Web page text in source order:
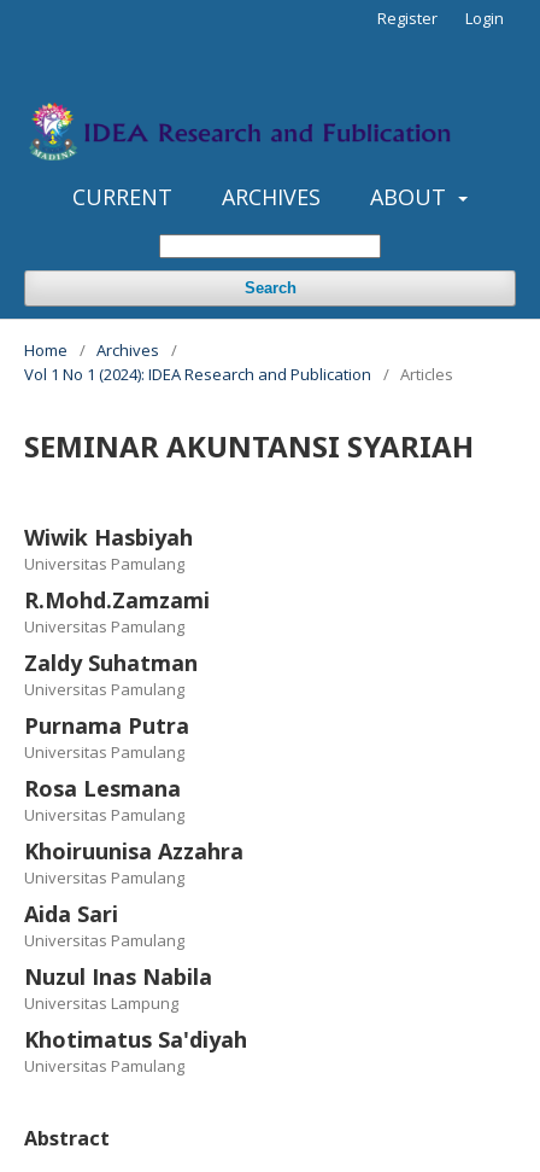
CURRENT ARCHIVES ABOUT
Search
Register Login
Home / Archives
/
Vol 1 No 1 (2024): IDEA Research and Publication
/ Articles
SEMINAR AKUNTANSI SYARIAH
Wiwik Hasbiyah
Universitas Pamulang
R.Mohd.Zamzami
Universitas Pamulang
Zaldy Suhatman
Universitas Pamulang
Purnama Putra
Universitas Pamulang
Rosa Lesmana
Universitas Pamulang
Khoiruunisa Azzahra
Universitas Pamulang
Aida Sari
Universitas Pamulang
Nuzul Inas Nabila
Universitas Lampung
Khotimatus Sa'diyah
Universitas Pamulang
Abstract